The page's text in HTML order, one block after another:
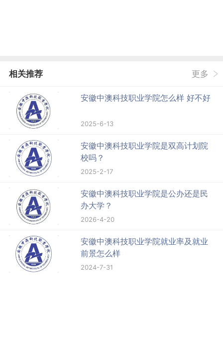
相关推荐 更多
安徽中澳科技职业学院怎么样 好不好
2025-6-13
安徽中澳科技职业学院是双高计划院
校吗？
2025-2-17
安徽中澳科技职业学院是公办还是民
办大学？
2026-4-20
安徽中澳科技职业学院就业率及就业
前景怎么样
2024-7-31